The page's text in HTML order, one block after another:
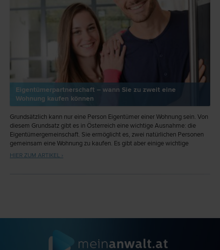
Eigentümerpartnerschaft – wann Sie zu zweit eine
Wohnung kaufen können
Grundsätzlich kann nur eine Person Eigentümer einer Wohnung sein. Von
diesem Grundsatz gibt es in Österreich eine wichtige Ausnahme: die
Eigentümergemeinschaft. Sie ermöglicht es, zwei natürlichen Personen
gemeinsam eine Wohnung zu kaufen. Es gibt aber einige wichtige
Punkte, die Sie beachten sollten.
HIER ZUM ARTIKEL ›